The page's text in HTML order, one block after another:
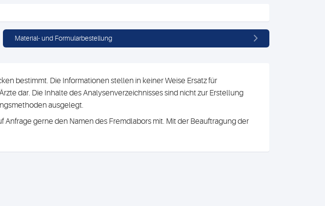
Material- und Formularbestellung
bestimmt. Die Informationen stellen in keiner Weise Ersatz für
dar. Die Inhalte des Analysenverzeichnisses sind nicht zur Erstellung
ausgelegt.
gerne den Namen des Fremdlabors mit. Mit der Beauftragung der